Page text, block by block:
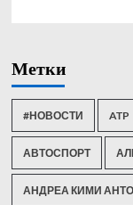
Метки
#НОВОСТИ ATP
АВТОСПОРТ
АНДРЕА КИМИ